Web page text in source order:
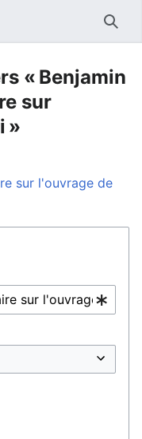
« Benjamin
sur
»
sur l'ouvrage de